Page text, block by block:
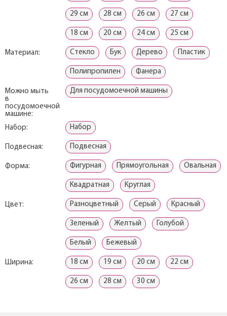
29 см 28 см 26 см 27 см
18 см 20 см 24 см 25 см
Материал: Cтекло Бук Дерево Пластик
Полипропилен Фанера
Можно мыть
в
посудомоечной
машине:
Для посудомоечной машины
Набор: Набор
Подвесная: Подвесная
Форма: Фигурная Прямоугольная Овальная
Квадратная Круглая
Цвет: Разноцветный Серый Красный
Зеленый Желтый Голубой
Белый Бежевый
Ширина: 18 см 19 см 20 см 22 см
26 см 28 см 30 см